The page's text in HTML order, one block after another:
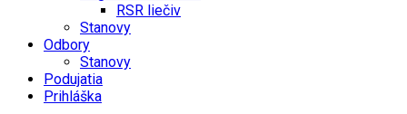
RSR liečiv
Stanovy
Odbory
Stanovy
Podujatia
Prihláška